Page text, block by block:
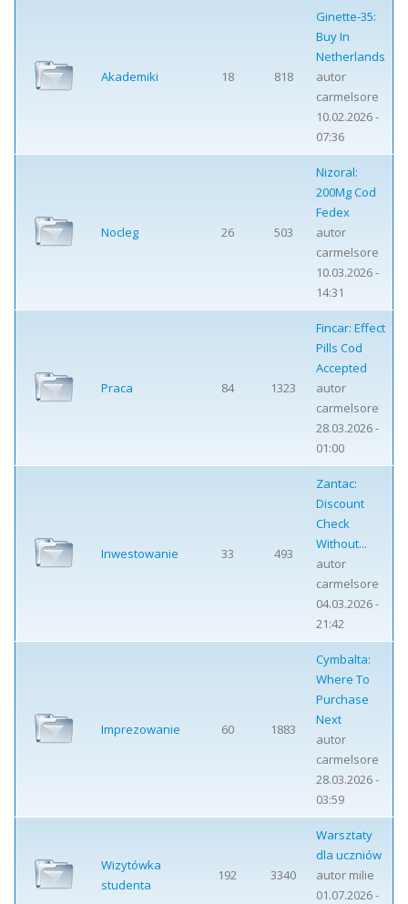
Akademiki 18 818
Ginette-35:
Buy In
Netherlands
autor
carmelsore
10.02.2026 -
07:36
Nocleg 26 503
Nizoral:
200Mg Cod
Fedex
autor
carmelsore
10.03.2026 -
14:31
Praca 84 1323
Fincar: Effect
Pills Cod
Accepted
autor
carmelsore
28.03.2026 -
01:00
Inwestowanie 33 493
Zantac:
Discount
Check
Without...
autor
carmelsore
04.03.2026 -
21:42
Imprezowanie 60 1883
Cymbalta:
Where To
Purchase
Next
autor
carmelsore
28.03.2026 -
03:59
Wizytówka
studenta
192 3340
Warsztaty
dla uczniów
autor milie
01.07.2026 -